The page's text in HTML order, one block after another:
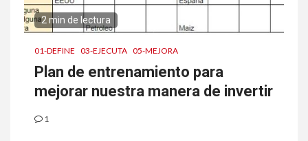
2 min de lectura
01-DEFINE 03-EJECUTA 05-MEJORA
Plan de entrenamiento para
mejorar nuestra manera de invertir
1